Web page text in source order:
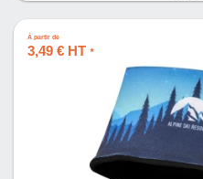
À partir de
3,49 € HT *